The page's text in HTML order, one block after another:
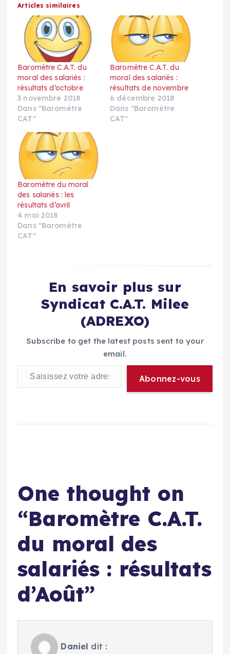
Articles similaires
Baromètre C.A.T. du
moral des salariés :
résultats d’octobre
3 novembre 2018
Dans "Baromètre
CAT"
Baromètre C.A.T. du
moral des salariés :
résultats de novembre
6 décembre 2018
Dans "Baromètre
CAT"
Baromètre du moral
des salariés : les
résultats d’avril
4 mai 2018
Dans "Baromètre
CAT"
En savoir plus sur
Syndicat C.A.T. Milee
(ADREXO)
Subscribe to get the latest posts sent to your
email.
Saisissez votre adresse e-mail…
Abonnez-vous
One thought on
“Baromètre C.A.T.
du moral des
salariés : résultats
d’Août”
Daniel dit :